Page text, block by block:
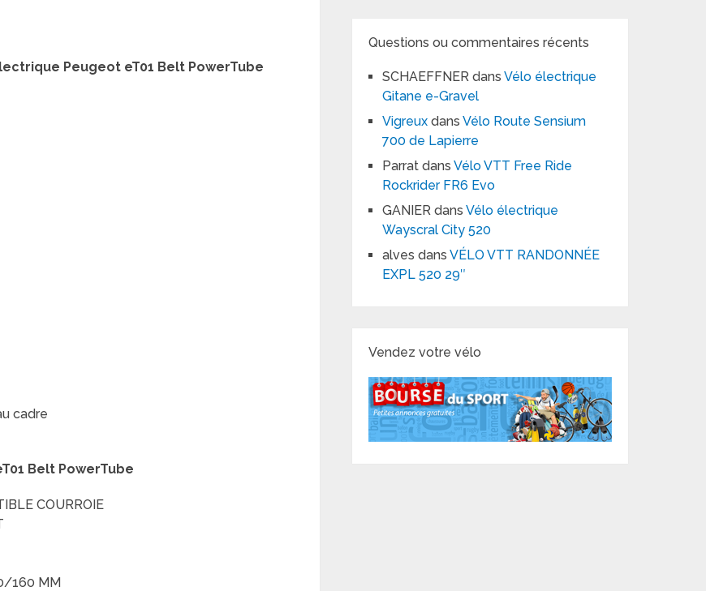
Peugeot eT01 Belt PowerTube
cadre
Belt PowerTube
COURROIE
160 MM
Questions ou commentaires récents
SCHAEFFNER dansVélo électrique
Gitane e-Gravel
Vigreux dansVélo Route Sensium
700 de Lapierre
Parrat dansVélo VTT Free Ride
Rockrider FR6 Evo
GANIER dansVélo électrique
Wayscral City 520
alves dansVÉLO VTT RANDONNÉE
EXPL 520 29″
Vendez votre vélo